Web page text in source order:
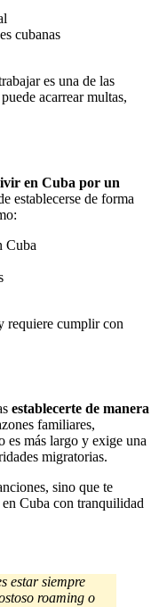
cubanas
es una de las
acarrear multas,
en Cuba por un
establecerse de forma
Cuba
requiere cumplir con
establecerte de manera
familiares,
es más largo y exige una
migratorias.
sino que te
Cuba con tranquilidad
estar siempre
roaming o